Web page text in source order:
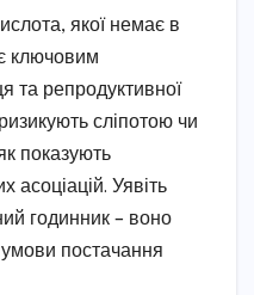
якої немає в
ключовим
та репродуктивної
сліпотою чи
показують
асоціацій. Уявіть
годинник – воно
постачання